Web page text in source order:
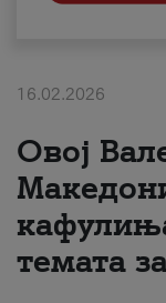
Плати сметка
16.02.2026
Овој
темата